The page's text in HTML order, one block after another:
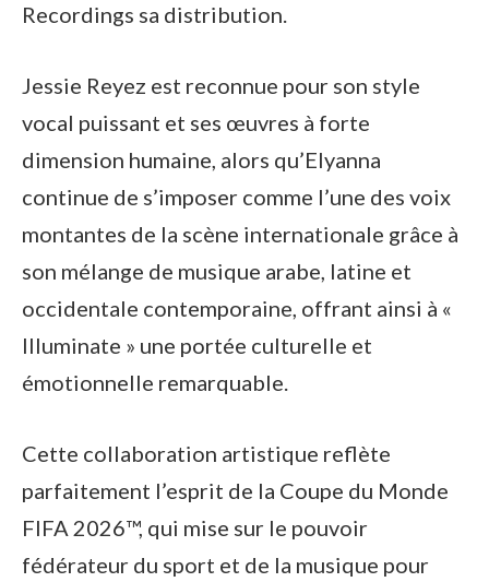
Recordings sa distribution.
Jessie Reyez est reconnue pour son style
vocal puissant et ses œuvres à forte
dimension humaine, alors qu’Elyanna
continue de s’imposer comme l’une des voix
montantes de la scène internationale grâce à
son mélange de musique arabe, latine et
occidentale contemporaine, offrant ainsi à «
Illuminate » une portée culturelle et
émotionnelle remarquable.
Cette collaboration artistique reflète
parfaitement l’esprit de la Coupe du Monde
FIFA 2026™, qui mise sur le pouvoir
fédérateur du sport et de la musique pour